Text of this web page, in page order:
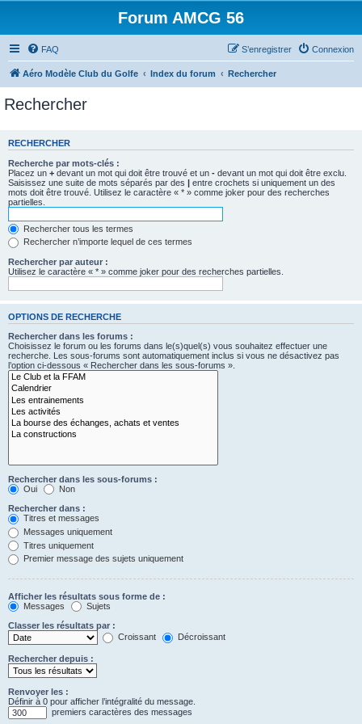
Forum AMCG 56
FAQ Connexion
S’enregistrer
Aéro Modèle Club du Golfe Index du forum Rechercher
Rechercher
RECHERCHER
Recherche par mots-clés :
Placez un + devant un mot qui doit être trouvé et un - devant un mot qui doit être exclu.
Saisissez une suite de mots séparés par des | entre crochets si uniquement un des
mots doit être trouvé. Utilisez le caractère « * » comme joker pour des recherches
partielles.
Rechercher tous les termes
Rechercher n’importe lequel de ces termes
Rechercher par auteur :
Utilisez le caractère « * » comme joker pour des recherches partielles.
OPTIONS DE RECHERCHE
Rechercher dans les forums :
Choisissez le forum ou les forums dans le(s)quel(s) vous souhaitez effectuer une
recherche. Les sous-forums sont automatiquement inclus si vous ne désactivez pas
l’option ci-dessous « Rechercher dans les sous-forums ».
Rechercher dans les sous-forums :
Oui
Non
Rechercher dans :
Titres et messages
Messages uniquement
Titres uniquement
Premier message des sujets uniquement
Afficher les résultats sous forme de :
Messages
Sujets
Classer les résultats par :
Croissant
Décroissant
Rechercher depuis :
Renvoyer les :
Définir à 0 pour afficher l’intégralité du message.
premiers caractères des messages